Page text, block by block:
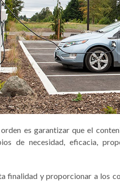
es garantizar que el
de necesidad, eficacia,
finalidad y proporcionar a los